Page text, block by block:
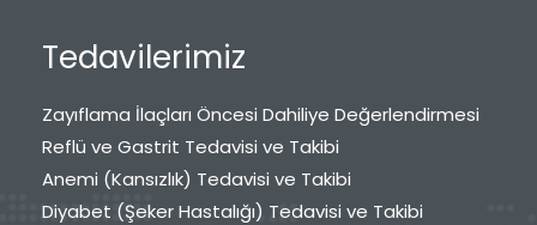
Tedavilerimiz
Zayıflama İlaçları Öncesi Dahiliye Değerlendirmesi
Reflü ve Gastrit Tedavisi ve Takibi
Anemi (Kansızlık) Tedavisi ve Takibi
Diyabet (Şeker Hastalığı) Tedavisi ve Takibi